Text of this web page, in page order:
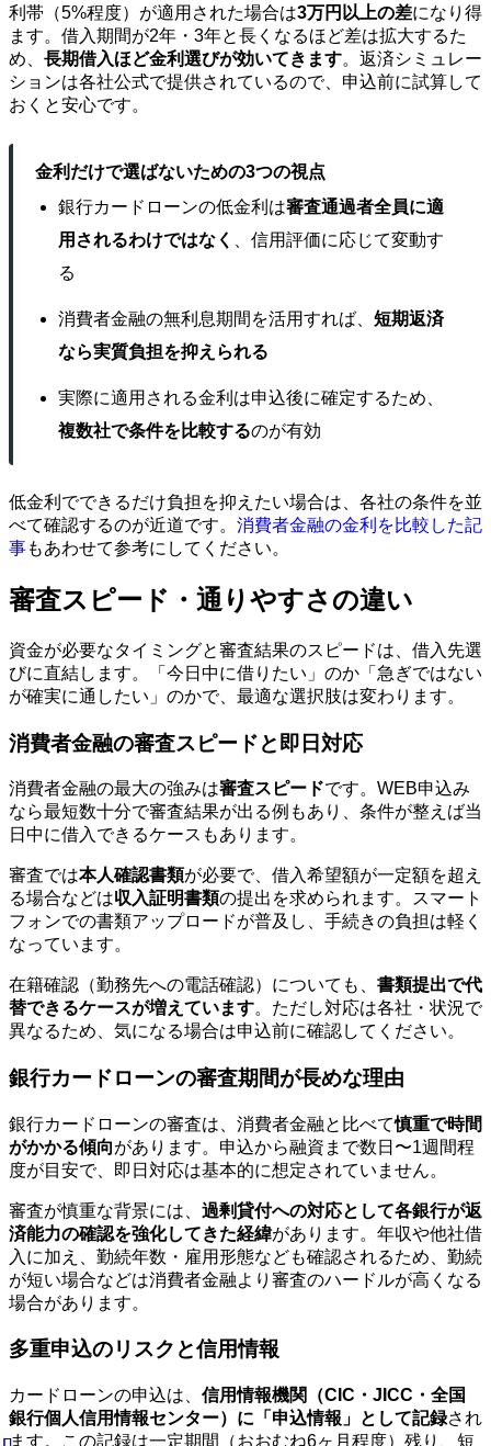
利帯（5%程度）が適用された場合は3万円以上の差になり得
ます。借入期間が2年・3年と長くなるほど差は拡大するた
め、 長期借入ほど金利選びが効いてきます。返済シミュレー
ションは各社公式で提供されているので、申込前に試算して
おくと安心です。
金利だけで選ばないための3つの視点
銀行カードローンの低金利は審査通過者全員に適
用されるわけではなく
、信用評価に応じて変動す
る
消費者金融の無利息期間を活用すれば、 短期返済
なら実質負担を抑えられる
実際に適用される金利は申込後に確定するため、
複数社で条件を比較するのが有効
低金利でできるだけ負担を抑えたい場合は、各社の条件を並
べて確認するのが近道です。 消費者金融の金利を比較した記
事もあわせて参考にしてください。
審査スピード・通りやすさの違い
資金が必要なタイミングと審査結果のスピードは、借入先選
びに直結します。「今日中に借りたい」のか「急ぎではない
が確実に通したい」のかで、最適な選択肢は変わります。
消費者金融の審査スピードと即日対応
消費者金融の最大の強みは審査スピードです。WEB申込み
なら最短数十分で審査結果が出る例もあり、条件が整えば当
日中に借入できるケースもあります。
審査では本人確認書類が必要で、借入希望額が一定額を超え
る場合などは収入証明書類の提出を求められます。スマート
フォンでの書類アップロードが普及し、手続きの負担は軽く
なっています。
在籍確認（勤務先への電話確認）についても、 書類提出で代
替できるケースが増えています。ただし対応は各社・状況で
異なるため、気になる場合は申込前に確認してください。
銀行カードローンの審査期間が長めな理由
銀行カードローンの審査は、消費者金融と比べて慎重で時間
がかかる傾向があります。申込から融資まで数日〜1週間程
度が目安で、即日対応は基本的に想定されていません。
審査が慎重な背景には、 過剰貸付への対応として各銀行が返
済能力の確認を強化してきた経緯があります。年収や他社借
入に加え、勤続年数・雇用形態なども確認されるため、勤続
が短い場合などは消費者金融より審査のハードルが高くなる
場合があります。
多重申込のリスクと信用情報
カードローンの申込は、 信用情報機関（CIC・JICC・全国
銀行個人信用情報センター）に「申込情報」として記録され
ます。この記録は一定期間（おおむね6ヶ月程度）残り、短